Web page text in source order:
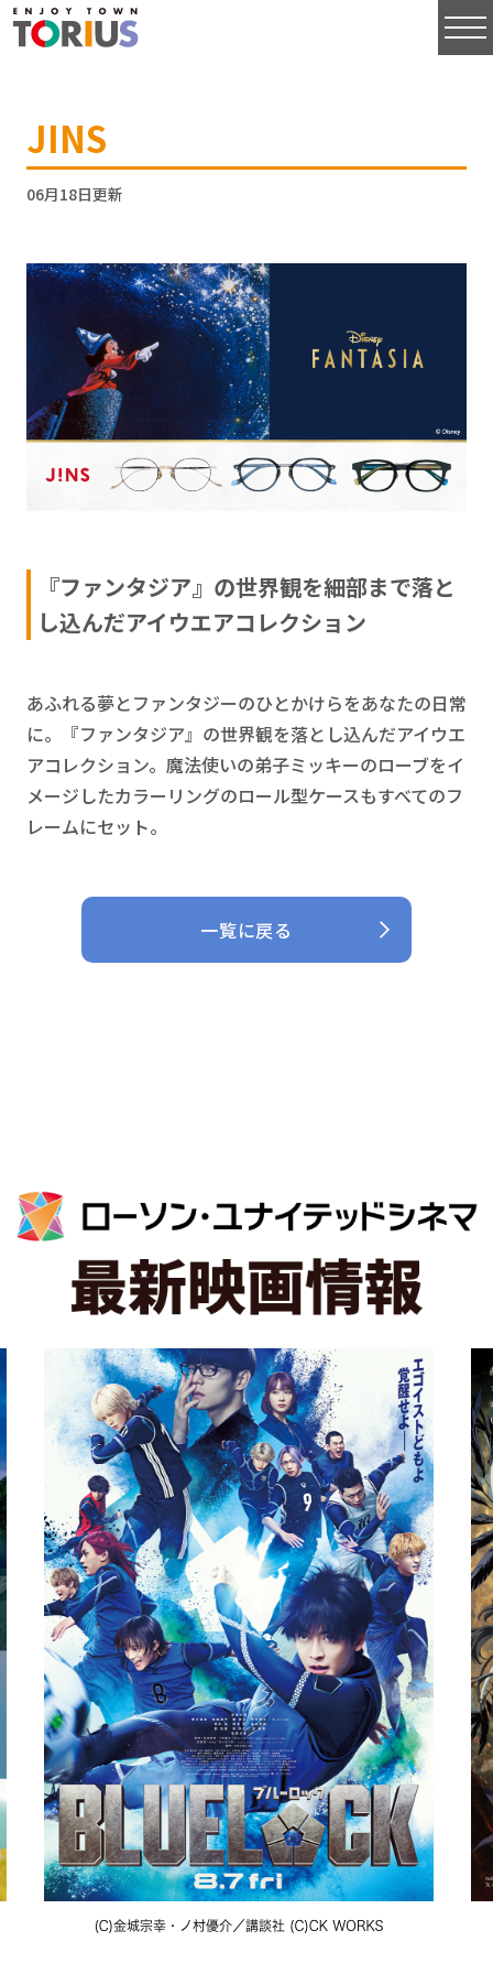
JINS
06月18日更新
『ファンタジア』 の世界観を細部まで落と
し込んだアイウエアコレクション
あふれる夢とファンタジーのひとかけらをあなたの日常
に。『ファンタジア』の世界観を落とし込んだアイウエ
アコレクション。魔法使いの弟子ミッキーのローブをイ
メージしたカラーリングのロール型ケースもすべてのフ
レームにセット。
一覧に戻る